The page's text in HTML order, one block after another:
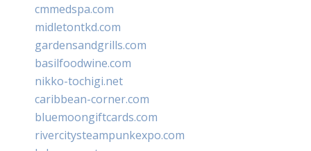
cmmedspa.com
midletontkd.com
gardensandgrills.com
basilfoodwine.com
nikko-tochigi.net
caribbean-corner.com
bluemoongiftcards.com
rivercitysteampunkexpo.com